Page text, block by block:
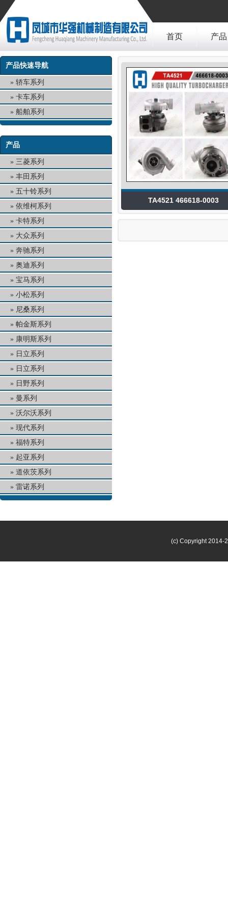
首页 产品
产品快速导航
轿车系列
卡车系列
船舶系列
产品
三菱系列
丰田系列
五十铃系列
依维柯系列
卡特系列
大众系列
奔驰系列
奥迪系列
宝马系列
小松系列
尼桑系列
帕金斯系列
康明斯系列
日立系列
日立系列
日野系列
曼系列
沃尔沃系列
现代系列
福特系列
起亚系列
道依茨系列
雷诺系列
TA4521 466618-0003
(c) Copyright 2014-